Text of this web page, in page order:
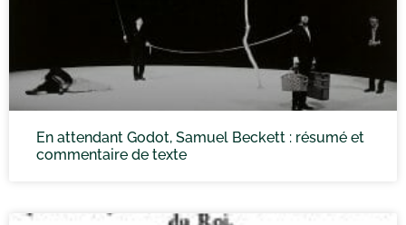
En attendant Godot, Samuel Beckett : résumé et
commentaire de texte